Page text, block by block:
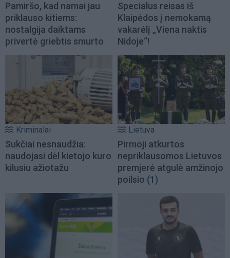
Pamiršo, kad namai jau
priklauso kitiems:
nostalgija daiktams
privertė griebtis smurto
Specialus reisas iš
Klaipėdos į nemokamą
vakarėlį „Viena naktis
Nidoje“!
Kriminalai
Sukčiai nesnaudžia:
naudojasi dėl kietojo kuro
kilusiu ažiotažu
Lietuva
Pirmoji atkurtos
nepriklausomos Lietuvos
premjerė atgulė amžinojo
poilsio (1)